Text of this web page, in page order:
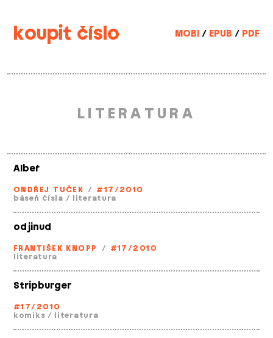
koupit číslo MOBI / EPUB / PDF
LITERATURA
Albeř
ONDŘEJ TUČEK / #17/2010
báseň čísla / literatura
odjinud
FRANTIŠEK KNOPP / #17/2010
literatura
Stripburger
#17/2010
komiks / literatura